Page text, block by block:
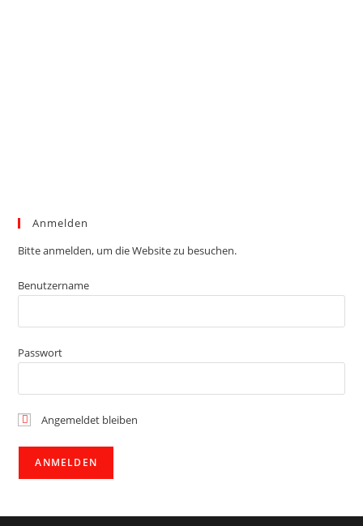
Anmelden
Bitte anmelden, um die Website zu besuchen.
Benutzername
Passwort
Angemeldet bleiben